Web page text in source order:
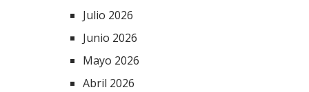
Julio 2026
Junio 2026
Mayo 2026
Abril 2026